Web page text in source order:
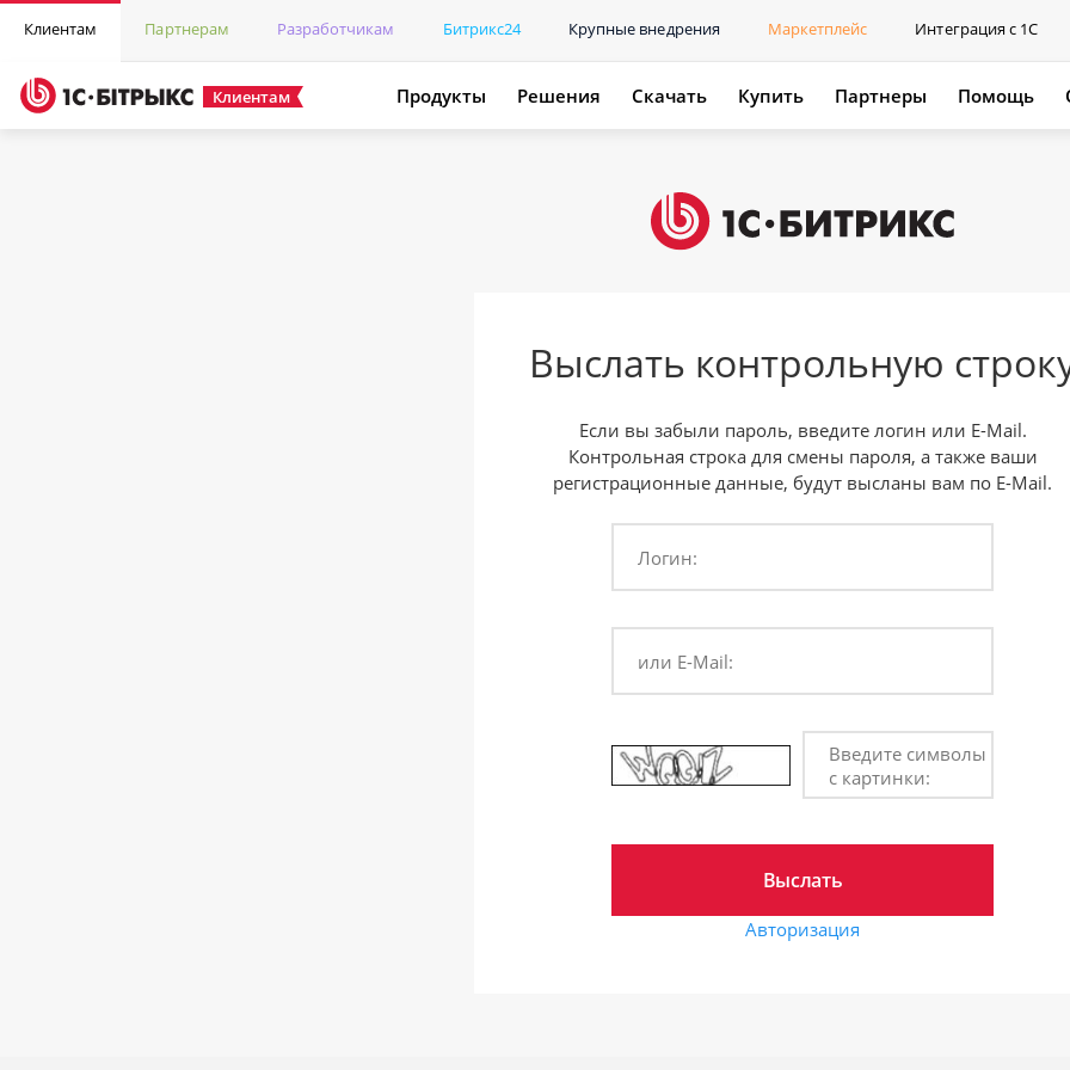
Клиентам Партнерам Разработчикам Битрикс24 Крупные внедрения Маркетплейс Интеграция с 1С
Клиентам Продукты Решения Скачать Купить Партнеры Помощь
Выслать контрольную
Если вы забыли пароль, введите логин или E-Mail.
Контрольная строка для смены пароля, а также ваши
регистрационные данные, будут высланы вам по E-Mail.
Логин:
или E-Mail:
Введите символы
с картинки:
Авторизация